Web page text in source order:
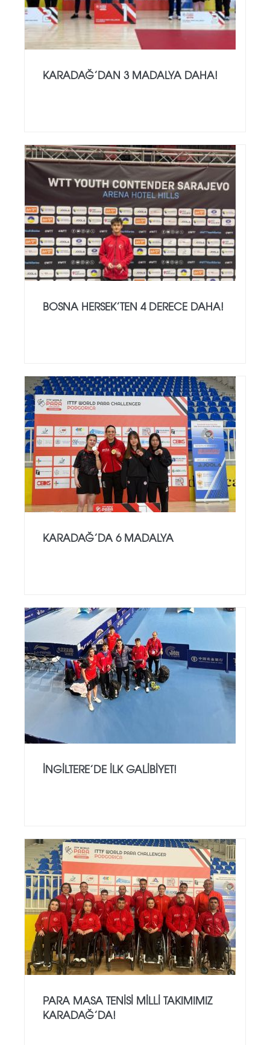
KARADAĞ’DAN 3 MADALYA DAHA!
BOSNA HERSEK’TEN 4 DERECE DAHA!
KARADAĞ’DA 6 MADALYA
İNGILTERE’DE İLK GALIBIYET!
PARA MASA TENISI MILLI TAKIMIMIZ
KARADAĞ’DA!